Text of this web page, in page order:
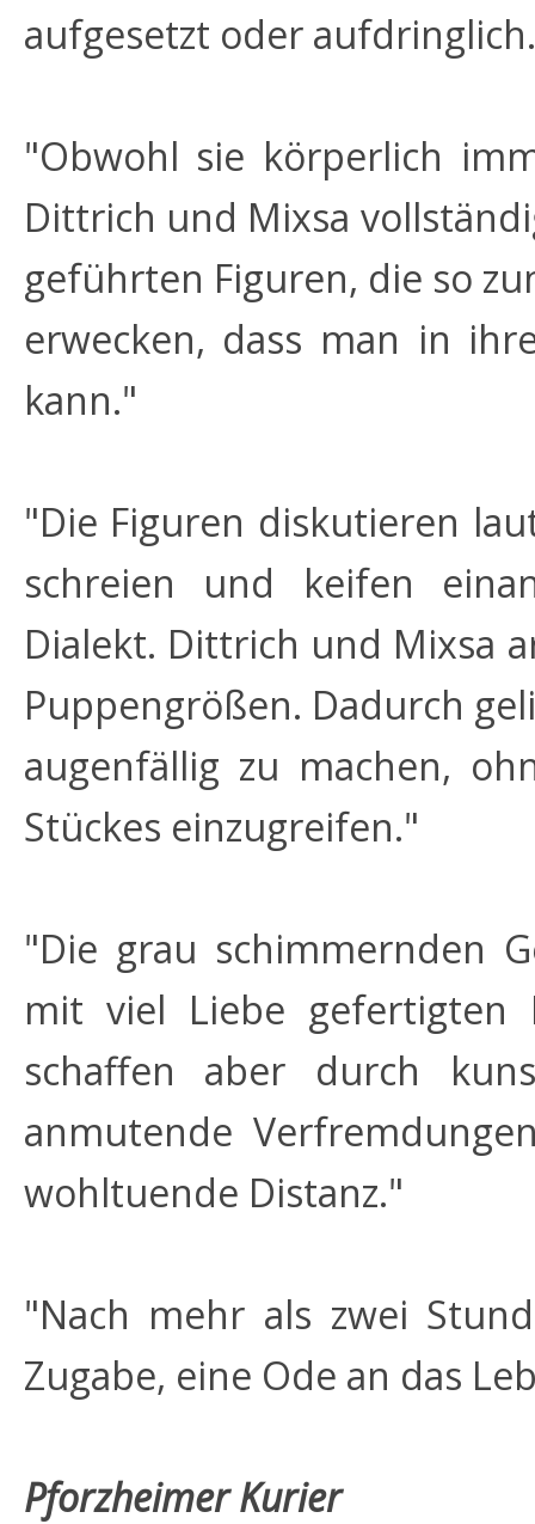
aufgesetzt oder
"Obwohl sie körperlich
Dittrich und Mixsa
geführten Figuren, die so
erwecken, dass man in
kann."
"Die Figuren diskutieren
schreien und keifen
Dialekt. Dittrich und Mixsa
Puppengrößen. Dadurch
augenfällig zu machen,
Stückes einzugreifen."
"Die grau schimmernden
mit viel Liebe gefertigten
schaffen aber durch
anmutende
wohltuende Distanz."
"Nach mehr als zwei
Zugabe, eine Ode an das
Pforzheimer Kurier